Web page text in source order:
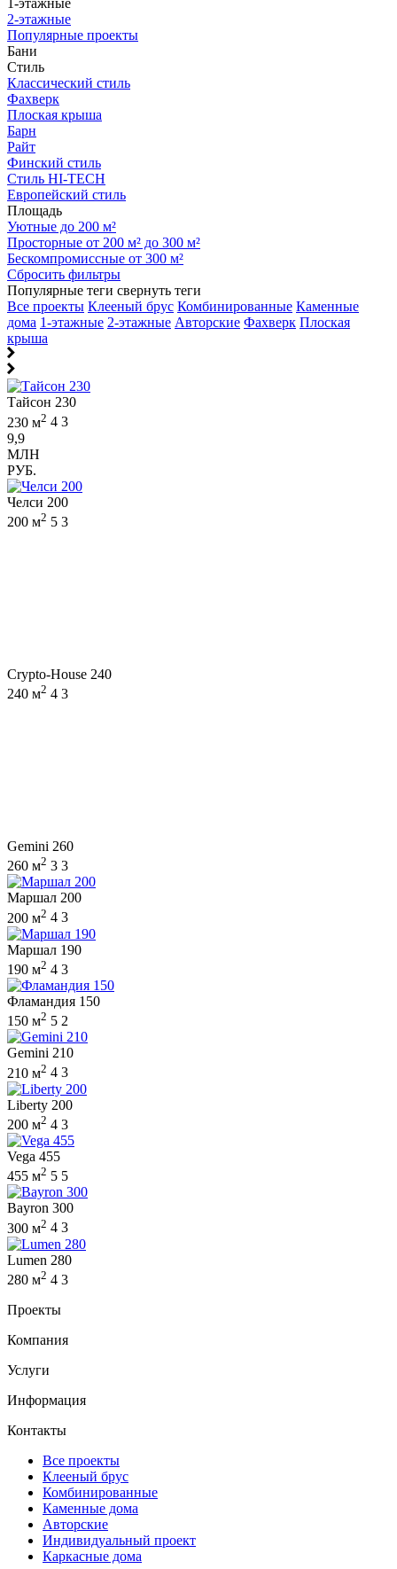
1-этажные
2-этажные
Популярные проекты
Бани
Стиль
Классический стиль
Фахверк
Плоская крыша
Барн
Райт
Финский стиль
Стиль HI-TECH
Европейский стиль
Площадь
Уютные до 200 м²
Просторные от 200 м² до 300 м²
Бескомпромиссные от 300 м²
Сбросить фильтры
Популярные теги свернуть теги
Все проекты Клееный брус Комбинированные Каменные
дома 1-этажные 2-этажные Авторские Фахверк Плоская
крыша
Тайсон 230
230 м2 4 3
9,9
МЛН
РУБ.
Челси 200
200 м2 5 3
Crypto-House 240
240 м2 4 3
Gemini 260
260 м2 3 3
Маршал 200
200 м2 4 3
Маршал 190
190 м2 4 3
Фламандия 150
150 м2 5 2
Gemini 210
210 м2 4 3
Liberty 200
200 м2 4 3
Vega 455
455 м2 5 5
Bayron 300
300 м2 4 3
Lumen 280
280 м2 4 3
Проекты
Компания
Услуги
Информация
Контакты
Все проекты
Клееный брус
Комбинированные
Каменные дома
Авторские
Индивидуальный проект
Каркасные дома